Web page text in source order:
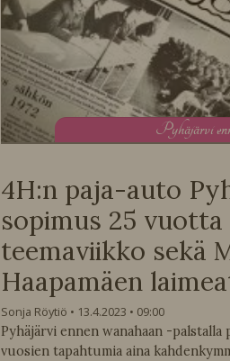
Pyhäjärvi
4H:n paja-auto
sopimus 25
teemaviikko sekä
Haapamäen
Sonja Röytiö 13.4.2023
09:00
Pyhäjärvi ennen wanahaan -palstalla
vuosien tapahtumia aina